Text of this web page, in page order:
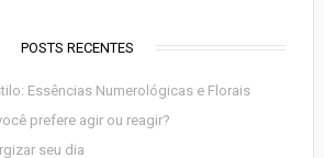
POSTS RECENTES
Essências Numerológicas e Florais
prefere agir ou reagir?
seu dia